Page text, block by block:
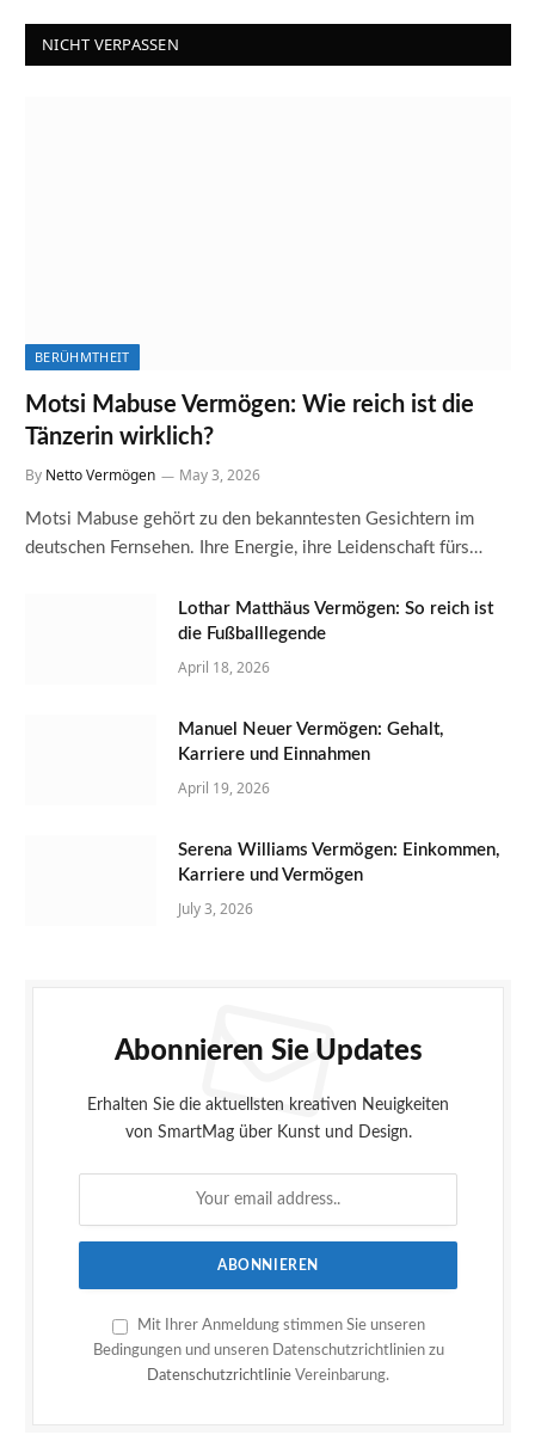
NICHT VERPASSEN
BERÜHMTHEIT
Motsi Mabuse Vermögen: Wie reich ist die
Tänzerin wirklich?
By Netto Vermögen May 3, 2026
Motsi Mabuse gehört zu den bekanntesten Gesichtern im
deutschen Fernsehen. Ihre Energie, ihre Leidenschaft fürs…
Lothar Matthäus Vermögen: So reich ist
die Fußballlegende
April 18, 2026
Manuel Neuer Vermögen: Gehalt,
Karriere und Einnahmen
April 19, 2026
Serena Williams Vermögen: Einkommen,
Karriere und Vermögen
July 3, 2026
Abonnieren Sie Updates
Erhalten Sie die aktuellsten kreativen Neuigkeiten
von SmartMag über Kunst und Design.
Mit Ihrer Anmeldung stimmen Sie unseren
Bedingungen und unseren Datenschutzrichtlinien zu
Datenschutzrichtlinie Vereinbarung.